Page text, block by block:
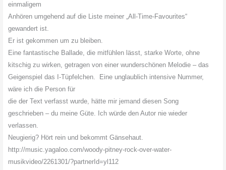
einmaligem
Anhören umgehend auf die Liste meiner „All-Time-Favourites“
gewandert ist.
Er ist gekommen um zu bleiben.
Eine fantastische Ballade, die mitfühlen lässt, starke Worte, ohne
kitschig zu wirken, getragen von einer wunderschönen Melodie – das
Geigenspiel das I-Tüpfelchen. Eine unglaublich intensive Nummer,
wäre ich die Person für
die der Text verfasst wurde, hätte mir jemand diesen Song
geschrieben – du meine Güte. Ich würde den Autor nie wieder
verlassen.
Neugierig? Hört rein und bekommt Gänsehaut.
http://music.yagaloo.com/woody-pitney-rock-over-water-
musikvideo/2261301/?partnerId=yl112